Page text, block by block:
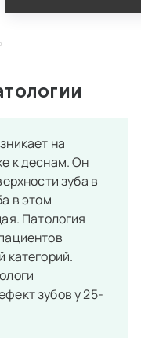
на
к деснам. Он
зуба в
в этом
Патология
категорий.
зубов у 25-